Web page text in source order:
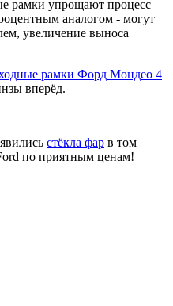
рамки упрощают процесс
аналогом - могут
увеличение выноса
рамки Форд Мондео 4
вперёд.
стёкла фар в том
по приятным ценам!